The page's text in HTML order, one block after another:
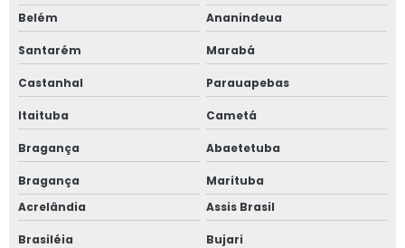
Belém
Ananindeua
Santarém Marabá
Castanhal Parauapebas
Itaituba Cametá
Bragança Abaetetuba
Bragança
Marituba
Acrelândia
Assis Brasil
Brasiléia Bujari